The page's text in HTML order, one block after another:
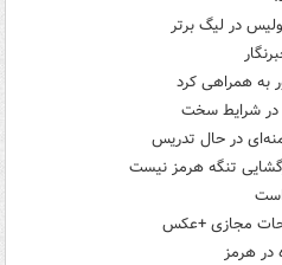
در لیگ برتر
به همراهی کرد
در شرایط سخت
در حال تدریس
تنگه هرمز نیست
است
مجازی +عکس
در هرمز